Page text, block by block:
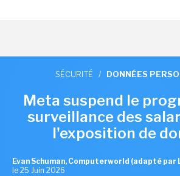
SÉCURITÉ / DONNÉES
Meta suspend le
surveillance des
l'exposition de
Evan Schuman, Computerworld (adapté par
le 25 Juin 2026